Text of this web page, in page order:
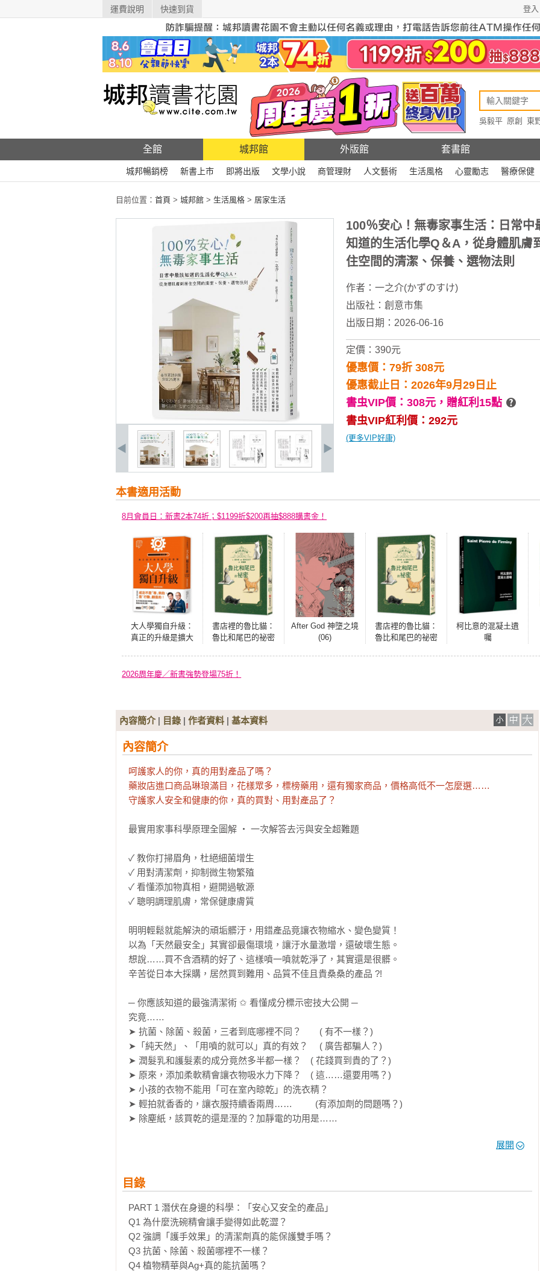
運費說明 快速到貨 登入
吳毅平 原創
東
全館 城邦館 外版館 套書館
城邦暢銷榜 新書上市 即將出版 文學小說 商管理財 人文藝術 生活風格 心靈勵志 醫療保健
目前位置： 首頁 > 城邦館 > 生活風格 > 居家生活
100％安心！無毒家事生活：日常中
知道的生活化學Q＆A，從身體肌膚
住空間的清潔、保養、選物法則
作者： 一之介(かずのすけ)
出版社： 創意市集
出版日期：2026-06-16
定價：390元
優惠價：79折 308元
優惠截止日：2026年9月29日止
書虫VIP價：308元， 贈紅利15點
書虫VIP紅利價：292元
(更多VIP好康)
本書適用活動
8月會員日：新書2本74折；$1199折$200再抽$888購書金！
大人學獨自升級：
真正的升級是擴大
書店裡的魯比貓：
魯比和尾巴的祕密
交到新朋友了！月
After God 神墮之境
(06)
書店裡的魯比貓：
魯比和尾巴的祕密
柯比意的混凝土遺
囑
2026周年慶／新書強勢登場75折！
內容簡介| 目錄 | 作者資料 | 基本資料
內容簡介
呵護家人的你，真的用對產品了嗎？
藥妝店進口商品琳琅滿目，花樣眾多，標榜藥用，還有獨家商品，價格高低不一怎麼選……
守護家人安全和健康的你，真的買對、用對產品了？
最實用家事科學原理全圖解 ‧ 一次解答去污與安全超難題
✓ 教你打掃眉角，杜絕細菌增生
✓ 用對清潔劑，抑制微生物繁殖
✓ 看懂添加物真相，避開過敏源
✓ 聰明調理肌膚，常保健康膚質
明明輕鬆就能解決的頑垢髒汙，用錯產品竟讓衣物縮水、變色變質！
以為「天然最安全」其實卻最傷環境，讓汙水量激增，還破壞生態。
想說……買不含酒精的好了、這樣噴一噴就乾淨了，其實還是很髒。
辛苦從日本大採購，居然買到難用、品質不佳且貴桑桑的產品 ?!
─ 你應該知道的最強清潔術 ✩ 看懂成分標示密技大公開 ─
究竟……
➤ 抗菌、除菌、殺菌，三者到底哪裡不同？　　( 有不一樣？)
➤「純天然」、「用噴的就可以」真的有效？　 ( 廣告都騙人？)
➤ 潤髮乳和護髮素的成分竟然多半都一樣？　( 花錢買到貴的了？)
➤ 原來，添加柔軟精會讓衣物吸水力下降？　( 這……還要用嗎？)
➤ 小孩的衣物不能用「可在室內晾乾」的洗衣精？
➤ 輕拍就香香的，讓衣服持續香兩周…… 　　 (有添加劑的問題嗎？)
➤ 除塵紙，該買乾的還是溼的？加靜電的功用是……
【本書特色】
✔ 什麼才是 真正省時省力、純淨又安全的產品？
✔ 守護家人，產品添加物、界面活性劑該怎麼辨識？
✔ 附上日本專家推薦的25項優質且安全的產品清單。
─ 著作累計銷售突破２５萬本 ─
日本生活化學專家：一之介 的專業著述！
展開
目錄
PART 1 潛伏在身邊的科學：「安心又安全的產品」
Q1 為什麼洗碗精會讓手變得如此乾澀？
Q2 強調「護手效果」的清潔劑真的能保護雙手嗎？
Q3 抗菌、除菌、殺菌哪裡不一樣？
Q4 植物精華與Ag+真的能抗菌嗎？